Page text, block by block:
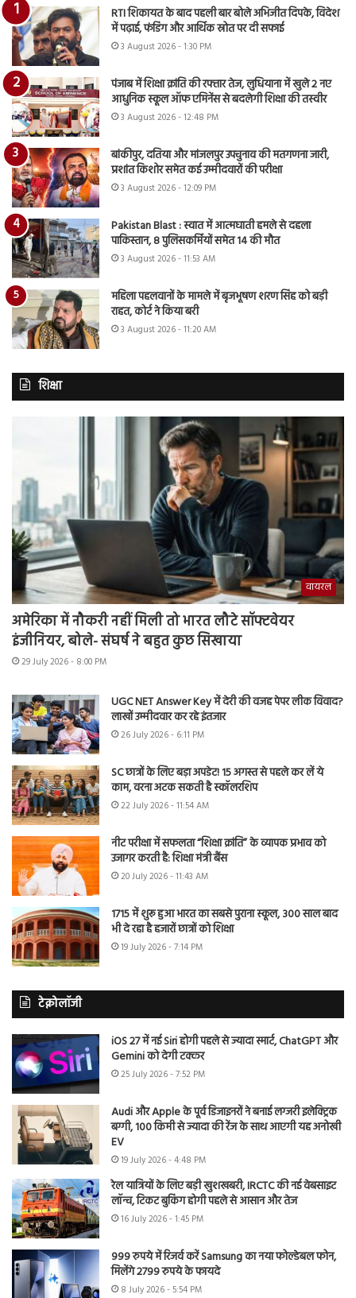
RTI शिकायत के बाद पहली बार बोले अभिजीत दिपके, विदेश
में पढ़ाई, फंडिंग और आर्थिक स्रोत पर दी सफाई
3 August 2026 - 1:30 PM
पंजाब में शिक्षा क्रांति की रफ्तार तेज, लुधियाना में खुले 2 नए
आधुनिक स्कूल ऑफ एमिनेंस से बदलेगी शिक्षा की तस्वीर
3 August 2026 - 12:48 PM
बांकीपुर, दतिया और मांजलपुर उपचुनाव की मतगणना जारी,
प्रशांत किशोर समेत कई उम्मीदवारों की परीक्षा
3 August 2026 - 12:09 PM
Pakistan Blast : स्वात में आत्मघाती हमले से दहला
पाकिस्तान, 8 पुलिसकर्मियों समेत 14 की मौत
3 August 2026 - 11:53 AM
महिला पहलवानों के मामले में बृजभूषण शरण सिंह को बड़ी
राहत, कोर्ट ने किया बरी
3 August 2026 - 11:20 AM
शिक्षा
वायरल
अमेरिका में नौकरी नहीं मिली तो भारत लौटे सॉफ्टवेयर
इंजीनियर, बोले- संघर्ष ने बहुत कुछ सिखाया
29 July 2026 - 8:00 PM
UGC NET Answer Key में देरी की वजह पेपर लीक विवाद?
लाखों उम्मीदवार कर रहे इंतजार
26 July 2026 - 6:11 PM
SC छात्रों के लिए बड़ा अपडेट! 15 अगस्त से पहले कर लें ये
काम, वरना अटक सकती है स्कॉलरशिप
22 July 2026 - 11:54 AM
नीट परीक्षा में सफलता “शिक्षा क्रांति” के व्यापक प्रभाव को
उजागर करती है: शिक्षा मंत्री बैंस
20 July 2026 - 11:43 AM
1715 में शुरू हुआ भारत का सबसे पुराना स्कूल, 300 साल बाद
भी दे रहा है हजारों छात्रों को शिक्षा
19 July 2026 - 7:14 PM
टेक्नोलॉजी
iOS 27 में नई Siri होगी पहले से ज्यादा स्मार्ट, ChatGPT और
Gemini को देगी टक्कर
25 July 2026 - 7:52 PM
Audi और Apple के पूर्व डिजाइनरों ने बनाई लग्जरी इलेक्ट्रिक
बग्गी, 100 किमी से ज्यादा की रेंज के साथ आएगी यह अनोखी
EV
19 July 2026 - 4:48 PM
रेल यात्रियों के लिए बड़ी खुशखबरी, IRCTC की नई वेबसाइट
लॉन्च, टिकट बुकिंग होगी पहले से आसान और तेज
16 July 2026 - 1:45 PM
999 रुपये में रिजर्व करें Samsung का नया फोल्डेबल फोन,
मिलेंगे 2799 रुपये के फायदे
8 July 2026 - 5:54 PM